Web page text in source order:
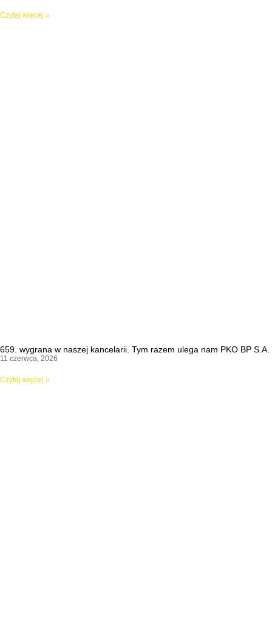
Czytaj więcej »
659. wygrana w naszej kancelarii. Tym razem ulega nam PKO BP S.A.
11 czerwca, 2026
Czytaj więcej »